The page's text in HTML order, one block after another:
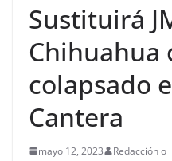
Sustituirá
Chihuahua
colapsado
Cantera
mayo 12, 2023 Redacción o